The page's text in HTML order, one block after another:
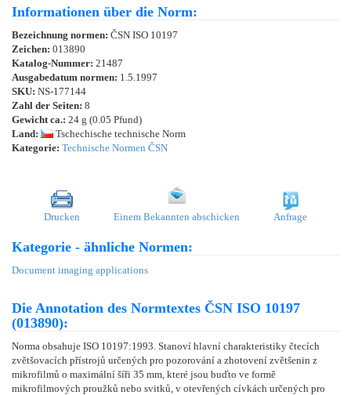
Informationen über die Norm:
Bezeichnung normen: ČSN ISO 10197
Zeichen: 013890
Katalog-Nummer: 21487
Ausgabedatum normen: 1.5.1997
SKU: NS-177144
Zahl der Seiten: 8
Gewicht ca.: 24 g (0.05 Pfund)
Land:
Tschechische technische Norm
Kategorie: Technische Normen ČSN
Drucken Einem Bekannten abschicken Anfrage
Kategorie - ähnliche Normen:
Document imaging applications
Die Annotation des Normtextes ČSN ISO 10197
(013890):
Norma obsahuje ISO 10197:1993. Stanoví hlavní charakteristiky čtecích
zvětšovacích přístrojů určených pro pozorování a zhotovení zvětšenin z
mikrofilmů o maximální šíři 35 mm, které jsou buďto ve formě
mikrofilmových proužků nebo svitků, v otevřených cívkách určených pro